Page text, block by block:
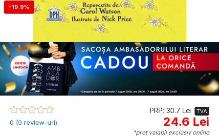
-19.9%
0 (0 review-uri)
PRP: 30.7 Lei TVA
24.6 Lei
*preț valabil exclusiv online